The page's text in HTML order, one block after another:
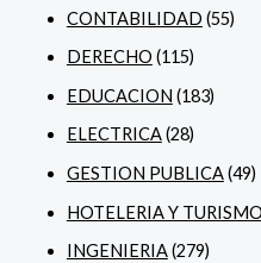
CONTABILIDAD (55)
DERECHO (115)
EDUCACION (183)
ELECTRICA(28)
GESTION PUBLICA(49)
HOTELERIA Y TURISMO
INGENIERIA(279)